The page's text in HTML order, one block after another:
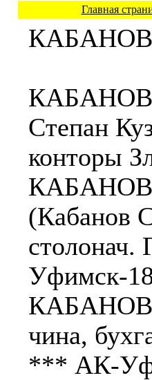
Главная
КАБАНОВ
Степан
конторы
(Кабанов
столонач.
Уфимск-
КАБАНОВ
чина,
*** АК-